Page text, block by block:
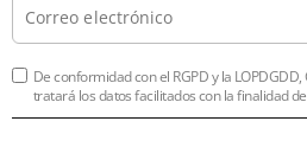
De conformidad con el RGPD y la LOPDGDD,
tratará los datos facilitados con la finalidad